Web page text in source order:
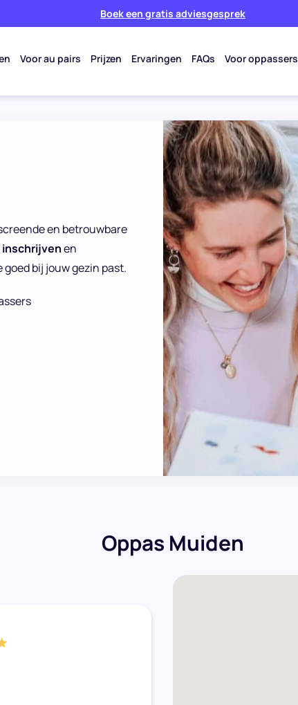
Boek een gratis adviesgesprek
Voor au pairs Prijzen Ervaringen FAQs Voor oppassers
en betrouwbare
inschrijvenen
goed bij jouw gezin past.
Oppas Muiden